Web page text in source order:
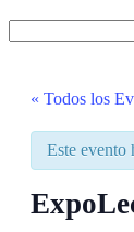
« Todos los
Este evento